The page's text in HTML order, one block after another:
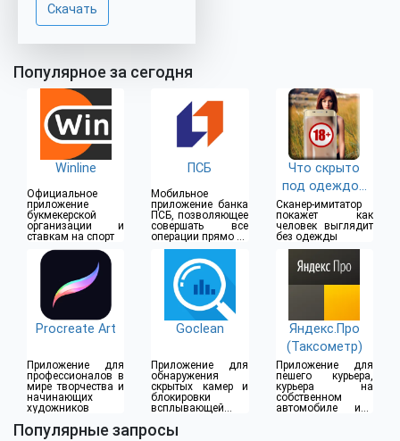
Скачать
Популярное за сегодня
Winline
Официальное
приложение
букмекерской
организации и
ставкам на спорт
ПСБ
Мобильное
приложение банка
ПСБ, позволяющее
совершать все
операции прямо из
дома
Что скрыто
под одеждой
(18+)
Сканер-имитатор
покажет как
человек выглядит
без одежды
Procreate Art
Приложение для
профессионалов в
мире творчества и
начинающих
художников
Goclean
Приложение для
обнаружения
скрытых камер и
блокировки
всплывающей
Яндекс.Про
(Таксометр)
Приложение для
пешего курьера,
курьера на
собственном
автомобиле или
Популярные запросы